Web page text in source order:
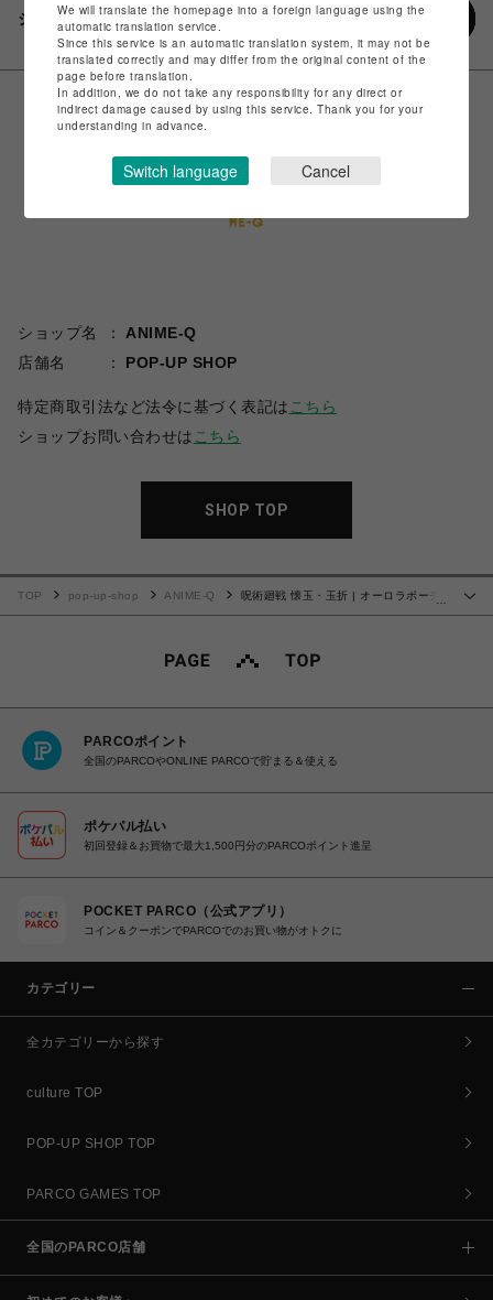
シェアする
ショップ名
ANIME-Q
店舗名
POP-UP SHOP
特定商取引法など法令に基づく表記は こちら
ショップお問い合わせは こちら
SHOP TOP
TOP pop-up-shop ANIME-Q
呪術廻戦 懐玉・玉折 | オーロラポーチ |
PARCOポイント
全国のPARCOやONLINE PARCOで貯まる＆使える
ポケパル払い
初回登録＆お買物で最大1,500円分のPARCOポイント進呈
POCKET PARCO（公式アプリ）
コイン＆クーポンでPARCOでのお買い物がオトクに
カテゴリー
全カテゴリーから探す
culture TOP
POP-UP SHOP TOP
PARCO GAMES TOP
全国のPARCO店舗
We will translate the homepage into a foreign language using the
automatic translation service.
Since this service is an automatic translation system, it may not be
translated correctly and may differ from the original content of the
page before translation.
In addition, we do not take any responsibility for any direct or
indirect damage caused by using this service. Thank you for your
understanding in advance.
Switch language Cancel